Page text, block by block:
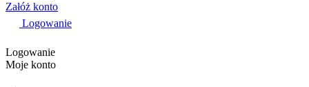
Załóż konto
Logowanie
Logowanie
Moje konto